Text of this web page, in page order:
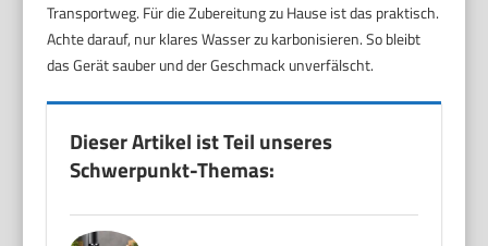
Transportweg. Für die Zubereitung zu Hause ist das praktisch.
Achte darauf, nur klares Wasser zu karbonisieren. So bleibt
das Gerät sauber und der Geschmack unverfälscht.
Dieser Artikel ist Teil unseres
Schwerpunkt-Themas: